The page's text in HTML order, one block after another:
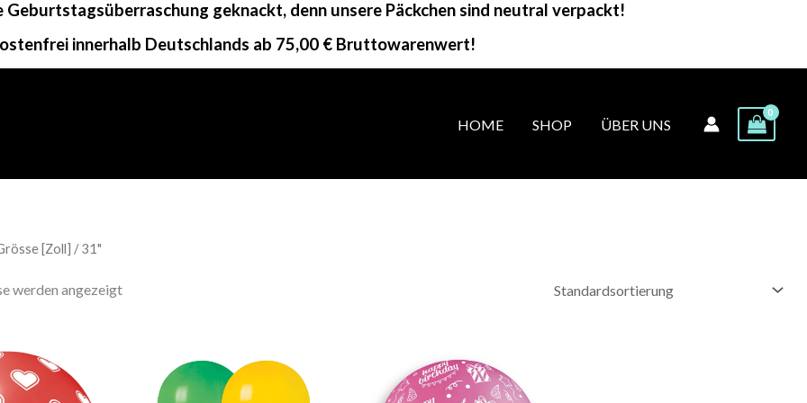
Geburtstagsüberraschung geknackt, denn unsere Päckchen sind neutral verpackt!
innerhalb Deutschlands ab 75,00 € Bruttowarenwert!
HOME SHOP ÜBER UNS
[Zoll] / 31"
werden angezeigt